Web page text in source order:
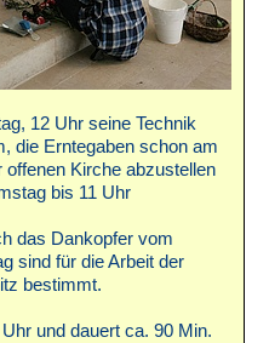
12 Uhr seine Technik
die Erntegaben schon am
offenen Kirche abzustellen
bis 11 Uhr
das Dankopfer vom
sind für die Arbeit der
bestimmt.
und dauert ca. 90 Min.